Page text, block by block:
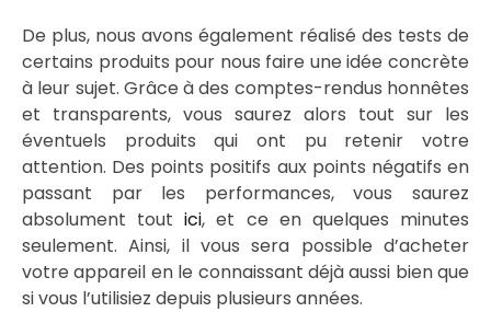
De plus, nous avons également réalisé des tests de
certains produits pour nous faire une idée concrète
à leur sujet. Grâce à des comptes-rendus honnêtes
et transparents, vous saurez alors tout sur les
éventuels produits qui ont pu retenir votre
attention. Des points positifs aux points négatifs en
passant par les performances, vous saurez
absolument toutici, et ce en quelques minutes
seulement. Ainsi, il vous sera possible d’acheter
votre appareil en le connaissant déjà aussi bien que
si vous l’utilisiez depuis plusieurs années.